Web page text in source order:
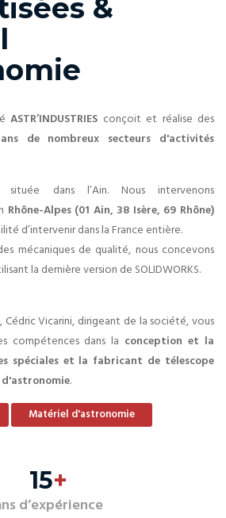
&
ASTR’INDUSTRIES conçoit et réalise des
de nombreux secteurs d'activités
dans l’Ain. Nous intervenons
Rhône-Alpes (01 Ain, 38 Isère, 69 Rhône)
d’intervenir dans la France entière.
mécaniques de qualité, nous concevons
la dernière version de SOLIDWORKS.
, Cédric Vicarini, dirigeant de la société, vous
compétences dans la conception et la
spéciales et la fabricant de télescope
.
Matériel d'astronomie
15+
d’expérience